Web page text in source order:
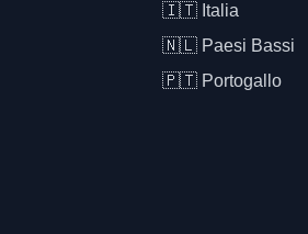
🇮🇹 Italia
🇳🇱 Paesi Bassi
🇵🇹 Portogallo